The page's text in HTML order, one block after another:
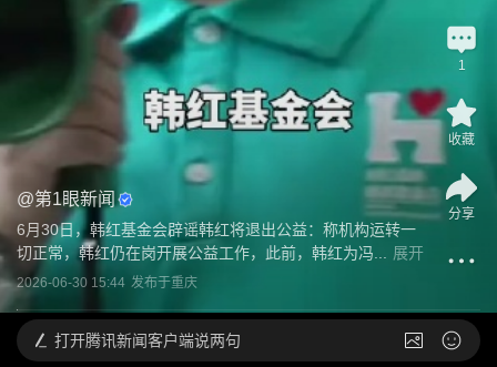
@第1眼新闻
6月30日，韩红基金会辟谣韩红将退出公益：称机构运转一
切正常，韩红仍在岗开展公益工作，此前，韩红为冯...
展开
2026-06-30 15:44 发布于重庆
1
收藏
分享
打开腾讯新闻客户端说两句